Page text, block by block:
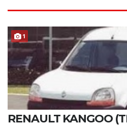
1
RENAULT KANGOO